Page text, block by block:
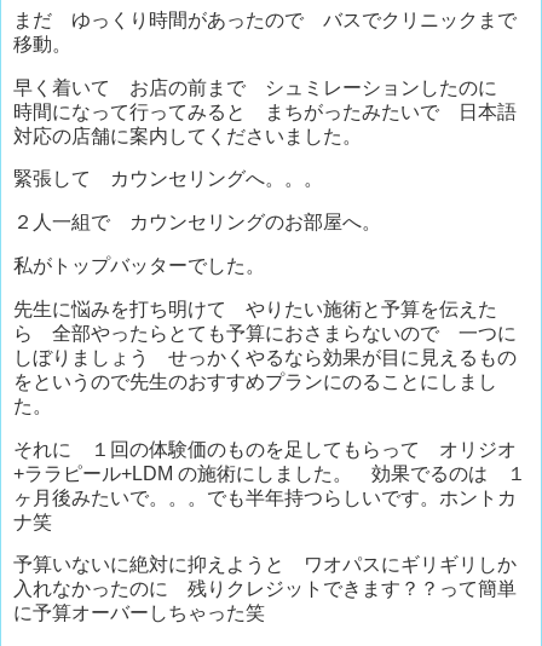
まだ ゆっくり時間があったので バスでクリニックまで
移動。
早く着いて お店の前まで シュミレーションしたのに
時間になって行ってみると まちがったみたいで 日本語
対応の店舗に案内してくださいました。
緊張して カウンセリングへ。。。
２人一組で カウンセリングのお部屋へ。
私がトップバッターでした。
先生に悩みを打ち明けて やりたい施術と予算を伝えた
ら 全部やったらとても予算におさまらないので 一つに
しぼりましょう せっかくやるなら効果が目に見えるもの
をというので先生のおすすめプランにのることにしまし
た。
それに １回の体験価のものを足してもらって オリジオ
+ララピール+LDM の施術にしました。 効果でるのは １
ヶ月後みたいで。。。でも半年持つらしいです。ホントカ
ナ笑
予算いないに絶対に抑えようと ワオパスにギリギリしか
入れなかったのに 残りクレジットできます？？って簡単
に予算オーバーしちゃった笑